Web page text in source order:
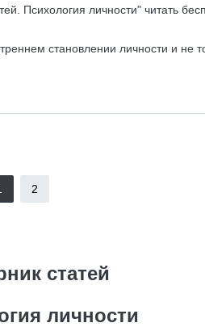
Психология личности" читать
становлении личности и не
2
статей
личности